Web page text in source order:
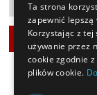
Ta strona
zapewnić lepszą
Korzystając z tej
używanie przez
cookie zgodnie
plików cookie.